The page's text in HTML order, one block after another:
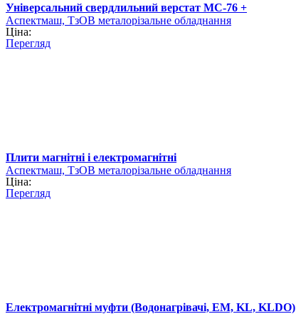
Універсальний свердлильний верстат МС-76 +
Аспектмаш, ТзОВ металорізальне обладнання
Ціна:
Перегляд
Плити магнітні і електромагнітні
Аспектмаш, ТзОВ металорізальне обладнання
Ціна:
Перегляд
Електромагнітні муфти (Водонагрівачі, ЕМ, KL, KLDO)